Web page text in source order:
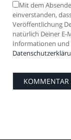
Mit dem
einverstanden,
Veröffentlichung
natürlich Deiner E-
Informationen und